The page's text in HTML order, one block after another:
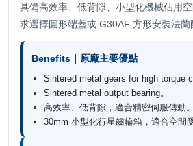
具備高效率、低背隙、小型化機械佔用
求選擇圓形端蓋或 G30AF 方形安裝法蘭
Benefits｜原廠主要優點
Sintered metal gears for high torque
Sintered metal output bearing。
高效率、低背隙，適合精密伺服傳動。
30mm 小型化行星齒輪箱，適合空間